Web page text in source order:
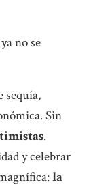
no se
sequía,
Sin
.
y celebrar
la